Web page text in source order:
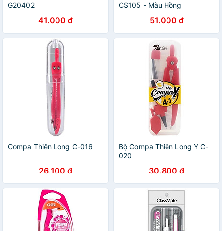
G20402
41.000 đ
CS105 - Màu Hồng
51.000 đ
Compa Thiên Long C-016
26.100 đ
Bộ Compa Thiên Long Y C-
020
30.800 đ